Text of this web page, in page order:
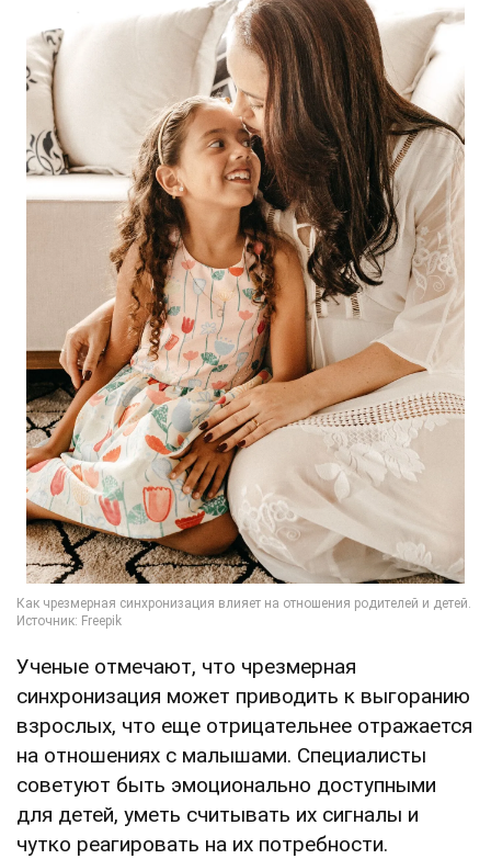
Ученые отмечают, что чрезмерная
синхронизация может приводить к выгоранию
взрослых, что еще отрицательнее отражается
на отношениях с малышами. Специалисты
советуют быть эмоционально доступными
для детей, уметь считывать их сигналы и
чутко реагировать на их потребности.